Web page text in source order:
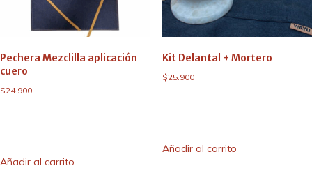
Pechera Mezclilla aplicación
cuero
$24.900
Añadir al carrito
Kit Delantal + Mortero
$25.900
Añadir al carrito